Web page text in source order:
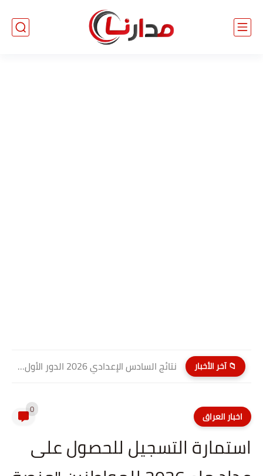
📁 آخر الأخبار نتائج السادس الإعدادي 2026 الدور الأول PDF كربلاء المقدسة| موقع...
اخبار العراق 0
استمارة التسجيل للحصول على